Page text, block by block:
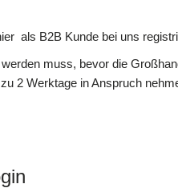
als B2B Kunde bei uns
muss, bevor die
2 Werktage in Anspruch